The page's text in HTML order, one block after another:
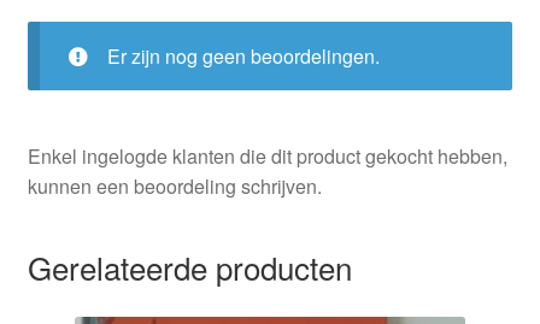
Er zijn nog geen beoordelingen.
Enkel ingelogde klanten die dit product gekocht hebben,
kunnen een beoordeling schrijven.
Gerelateerde producten